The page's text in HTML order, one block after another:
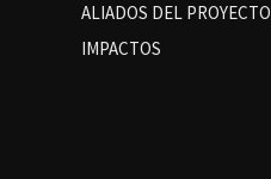
ALIADOS DEL PROYECTO
IMPACTOS